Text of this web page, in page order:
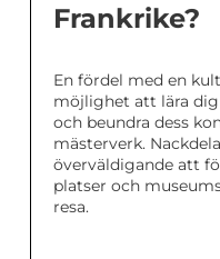
Frankrike?
En fördel med en
möjlighet att lära
och beundra dess
mästerverk.
överväldigande att
platser och
resa.